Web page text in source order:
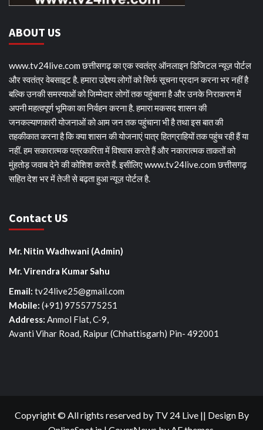
ABOUT US
www.tv24live.com छत्तीसगढ़ का एक स्वतंत्र ऑनलाइन डिजिटल न्यूज़ पोर्टल
और स्वतंत्र वेबसाइट है. हमारा उद्देश्य लोगों को सिर्फ सूचना प्रदान करना भर नहीं है
बल्कि उनकी समस्याओं को जिम्मेदार लोगों तक पहुंचाना है और उनके निराकरण में
अपनी महत्वपूर्ण भूमिका का निर्वहन करना है. हमारा मकसद शासन की
जनकल्याणकारी योजनाओं को आम जन तक पहुंचाना भी है तथा इस बात की
तहकीकात करना है कि क्या शासन की योजनाएं पात्र हितग्राहियों तक पहुंच रही हैं या
नहीं. हम सकारात्मक पत्रकारिता में विश्वास करते हैं और नकारात्मक ताकतों को
मुंहतोड़ जवाब देने की कोशिश करते हैं. इसीलिए www.tv24live.com छत्तीसगढ़
सहित देश भर में तेजी से बढ़ता हुआ न्यूज़ पोर्टल है.
Contact US
Mr. Nitin Wadhwani (Admin)
Mr. Virendra Kumar Sahu
Email: tv24live25@gmail.com
Mobile: ‪ (+91) 9755775251‬
Address: Anmol Flat, C-9,
Avanti Vihar Road, Raipur (Chhattisgarh) Pin- 492001
Copyright © All rights reserved by TV 24 Live || Design By